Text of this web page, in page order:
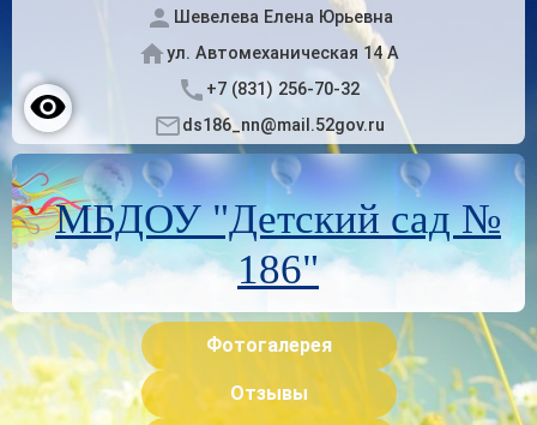
Шевелева Елена Юрьевна
ул. Автомеханическая 14 А
+7 (831) 256-70-32
ds186_nn@mail.52gov.ru
МБДОУ "Детский сад №
186"
Фотогалерея
Отзывы